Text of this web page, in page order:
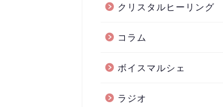
クリスタルヒーリング
コラム
ボイスマルシェ
ラジオ